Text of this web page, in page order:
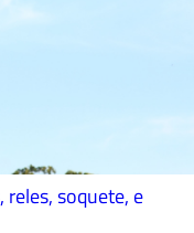
soquete, e